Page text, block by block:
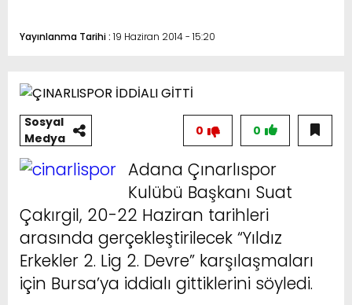
Yayınlanma Tarihi : 19 Haziran 2014 - 15:20
Sosyal
Medya
0
0
Adana Çınarlıspor
Kulübü Başkanı Suat
Çakırgil, 20-22 Haziran tarihleri
arasında gerçekleştirilecek “Yıldız
Erkekler 2. Lig 2. Devre” karşılaşmaları
için Bursa’ya iddialı gittiklerini söyledi.